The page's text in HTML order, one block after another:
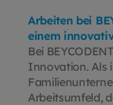
Arbeiten bei
einem
Bei
Innovation. Als
Arbeitsumfeld,